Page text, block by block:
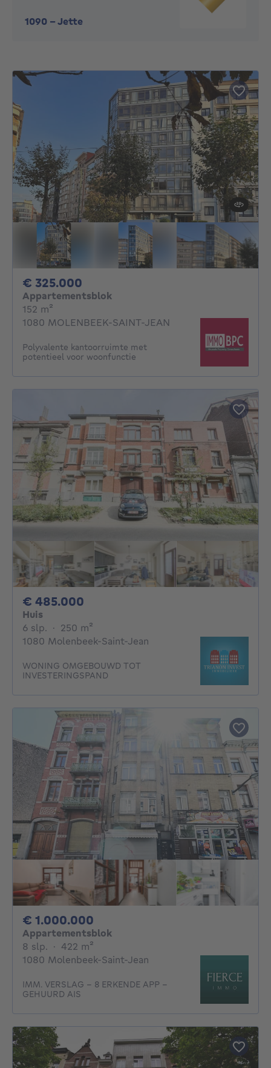
1090 -Jette
€ 325.000
Appartementsblok
152 m²
1080 MOLENBEEK-SAINT-JEAN
Polyvalente kantoorruimte met
potentieel voor woonfunctie
€ 485.000
Huis
6 slp. 6 slaapkamers
· 250 m²
1080 Molenbeek-Saint-Jean
WONING OMGEBOUWD TOT
INVESTERINGSPAND
€ 1.000.000
Appartementsblok
8 slp. 8 slaapkamers
· 422 m²
1080 Molenbeek-Saint-Jean
IMM. VERSLAG - 8 ERKENDE APP -
GEHUURD AIS